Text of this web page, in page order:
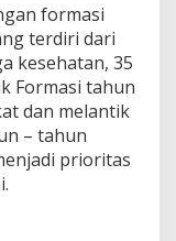
formasi
terdiri dari
kesehatan, 35
Formasi tahun
dan melantik
– tahun
prioritas